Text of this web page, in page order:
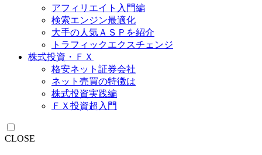
アフィリエイト入門編
検索エンジン最適化
大手の人気ＡＳＰを紹介
トラフィックエクスチェンジ
株式投資・ＦＸ
格安ネット証券会社
ネット売買の特徴は
株式投資実践編
ＦＸ投資超入門
CLOSE